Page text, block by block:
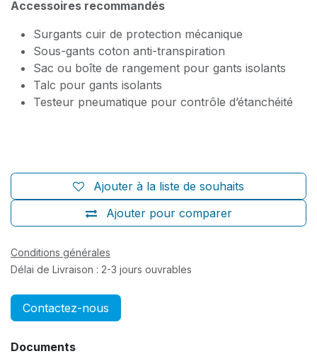
Accessoires recommandés
Surgants cuir de protection mécanique
Sous-gants coton anti-transpiration
Sac ou boîte de rangement pour gants isolants
Talc pour gants isolants
Testeur pneumatique pour contrôle d’étanchéité
Ajouter pour comparer
Ajouter à la liste de souhaits
Conditions générales
Délai de Livraison : 2-3 jours ouvrables
Contactez-nous
Documents